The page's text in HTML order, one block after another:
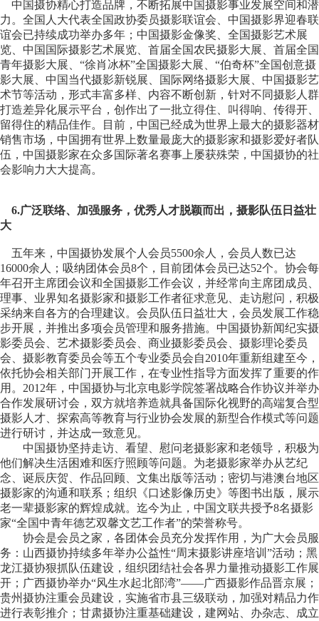
中国摄协精心打造品牌，不断拓展中国摄影事业发展空间和潜
力。全国人大代表全国政协委员摄影联谊会、中国摄影界迎春联
谊会已持续成功举办多年；中国摄影金像奖、全国摄影艺术展
览、中国国际摄影艺术展览、首届全国农民摄影大展、首届全国
青年摄影大展、“徐肖冰杯”全国摄影大展、“伯奇杯”全国创意摄
影大展、中国当代摄影新锐展、国际网络摄影大展、中国摄影艺
术节等活动，形式丰富多样、内容不断创新，针对不同摄影人群
打造差异化展示平台，创作出了一批立得住、叫得响、传得开、
留得住的精品佳作。目前，中国已经成为世界上最大的摄影器材
销售市场，中国拥有世界上数量最庞大的摄影家和摄影爱好者队
伍，中国摄影家在众多国际著名赛事上屡获殊荣，中国摄协的社
会影响力大大提高。
6.广泛联络、加强服务，优秀人才脱颖而出，摄影队伍日益壮
大
五年来，中国摄协发展个人会员5500余人，会员人数已达
16000余人；吸纳团体会员8个，目前团体会员已达52个。协会每
年召开主席团会议和全国摄影工作会议，并经常向主席团成员、
理事、业界知名摄影家和摄影工作者征求意见、走访慰问，积极
采纳来自各方的合理建议。会员队伍日益壮大，会员发展工作稳
步开展，并推出多项会员管理和服务措施。中国摄协新闻纪实摄
影委员会、艺术摄影委员会、商业摄影委员会、摄影理论委员
会、摄影教育委员会等五个专业委员会自2010年重新组建至今，
依托协会相关部门开展工作，在专业性指导方面发挥了重要的作
用。2012年，中国摄协与北京电影学院签署战略合作协议并举办
合作发展研讨会，双方就培养造就具备国际化视野的高端复合型
摄影人才、探索高等教育与行业协会发展的新型合作模式等问题
进行研讨，并达成一致意见。
中国摄协坚持走访、看望、慰问老摄影家和老领导，积极为
他们解决生活困难和医疗照顾等问题。为老摄影家举办从艺纪
念、诞辰庆贺、作品回顾、文集出版等活动；密切与港澳台地区
摄影家的沟通和联系；组织《口述影像历史》等图书出版，展示
老一辈摄影家的辉煌成就。迄今为止，中国文联共授予8名摄影
家“全国中青年德艺双馨文艺工作者”的荣誉称号。
协会是会员之家，各团体会员充分发挥作用，为广大会员服
务：山西摄协持续多年举办公益性“周末摄影讲座培训”活动；黑
龙江摄协狠抓队伍建设，组织团结社会各界力量推动摄影工作展
开；广西摄协举办“风生水起北部湾”——广西摄影作品晋京展；
贵州摄协注重会员建设，实施省市县三级联动，加强对精品力作
进行表彰推介；甘肃摄协注重基础建设，建网站、办杂志、成立